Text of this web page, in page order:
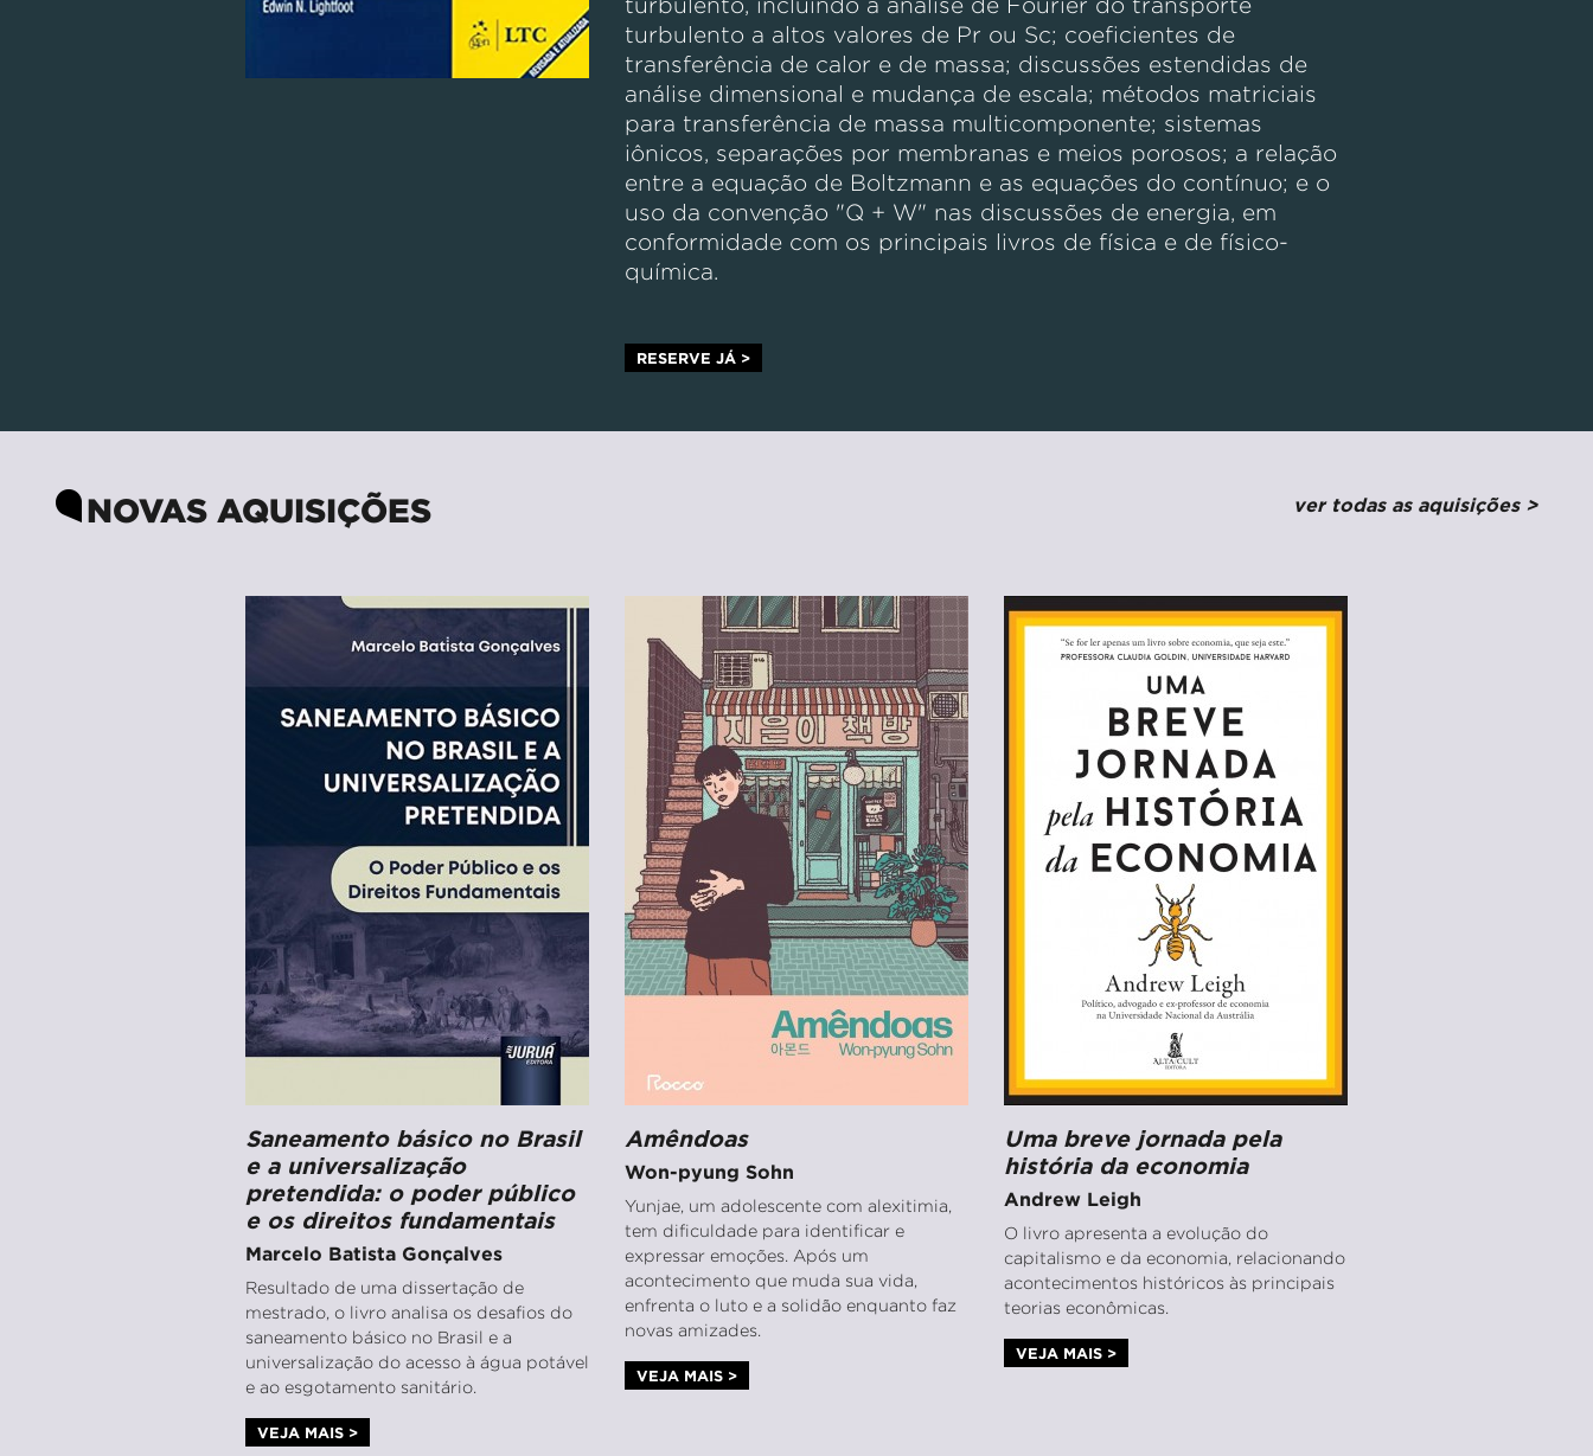
turbulento, incluindo a análise de Fourier do transporte
turbulento a altos valores de Pr ou Sc; coeficientes de
transferência de calor e de massa; discussões estendidas de
análise dimensional e mudança de escala; métodos matriciais
para transferência de massa multicomponente; sistemas
iônicos, separações por membranas e meios porosos; a relação
entre a equação de Boltzmann e as equações do contínuo; e o
uso da convenção "Q + W" nas discussões de energia, em
conformidade com os principais livros de física e de físico-
química.
RESERVE JÁ >
NOVAS AQUISIÇÕES ver todas as aquisições >
Saneamento básico no Brasil
e a universalização
pretendida: o poder público
e os direitos fundamentais
Marcelo Batista Gonçalves
Resultado de uma dissertação de
mestrado, o livro analisa os desafios do
saneamento básico no Brasil e a
universalização do acesso à água potável
e ao esgotamento sanitário.
VEJA MAIS >
Amêndoas
Won-pyung Sohn
Yunjae, um adolescente com alexitimia,
tem dificuldade para identificar e
expressar emoções. Após um
acontecimento que muda sua vida,
enfrenta o luto e a solidão enquanto faz
novas amizades.
VEJA MAIS >
Uma breve jornada pela
história da economia
Andrew Leigh
O livro apresenta a evolução do
capitalismo e da economia, relacionando
acontecimentos históricos às principais
teorias econômicas.
VEJA MAIS >